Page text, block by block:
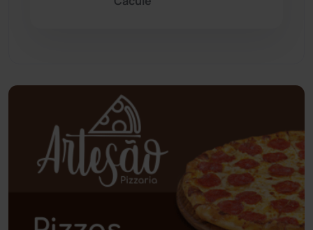
Planalto (59)
Poções
Polícia Civil (58)
(27)